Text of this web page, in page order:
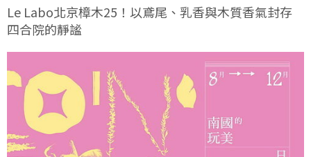
Le Labo北京樟木25！以鳶尾、乳香與木質香氣封存
四合院的靜謐